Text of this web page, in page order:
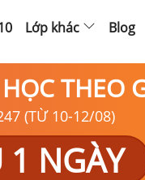
Lớp khác Blog
THEO
(TỪ 10-12/08)
NGÀY